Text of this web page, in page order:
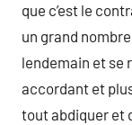
que c’est le
un grand
lendemain et se
accordant et
tout abdiquer et